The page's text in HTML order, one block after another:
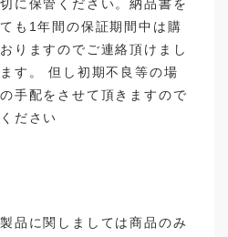
に保管ください。納品書を
も1年間の保証期間中は購
りますのでご連絡頂けまし
す。 但し初期不良等の場
手配をさせて頂きますので
ださい
品に関しましては商品のみ